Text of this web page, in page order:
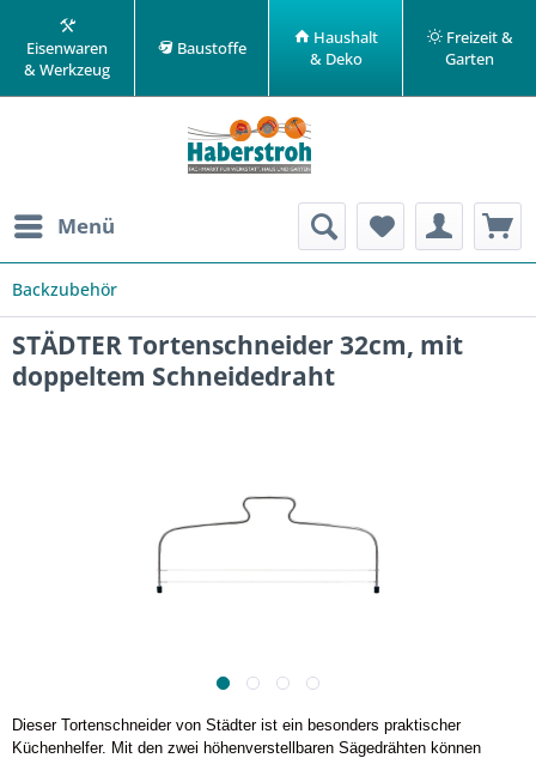
Eisenwaren
& Werkzeug
Baustoffe
Haushalt
& Deko
Freizeit &
Garten
Menü
Backzubehör
STÄDTER Tortenschneider 32cm, mit
doppeltem Schneidedraht
Dieser Tortenschneider von Städter ist ein besonders praktischer
Küchenhelfer. Mit den zwei höhenverstellbaren Sägedrähten können